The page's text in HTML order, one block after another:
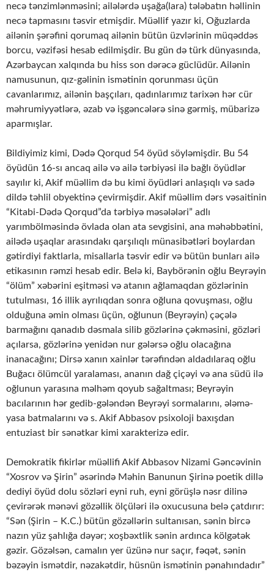
necə tənzimlənməsini; ailələrdə uşağa(lara) tələbatın həllinin
necə tapmasını təsvir etmişdir. Müəllif yazır ki, Oğuzlarda
ailənin şərəfini qorumaq ailənin bütün üzvlərinin müqəddəs
borcu, vəzifəsi hesab edilmişdir. Bu gün də türk dünyasında,
Azərbaycan xalqında bu hiss son dərəcə güclüdür. Ailənin
namusunun, qız-gəlinin ismətinin qorunması üçün
cavanlarımız, ailənin başçıları, qadınlarımız tarixən hər cür
məhrumiyyətlərə, əzab və işgəncələrə sinə gərmiş, mübarizə
aparmışlar.
Bildiyimiz kimi, Dədə Qorqud 54 öyüd söyləmişdir. Bu 54
öyüdün 16-sı ancaq ailə və ailə tərbiyəsi ilə bağlı öyüdlər
sayılır ki, Akif müəllim də bu kimi öyüdləri anlaşıqlı və sadə
dildə təhlil obyektinə çevirmişdir. Akif müəllim dərs vəsaitinin
“Kitabi-Dədə Qorqud”da tərbiyə məsələləri” adlı
yarımbölməsində övlada olan ata sevgisini, ana məhəbbətini,
ailədə uşaqlar arasındakı qarşılıqlı münasibətləri boylardan
gətirdiyi faktlarla, misallarla təsvir edir və bütün bunları ailə
etikasının rəmzi hesab edir. Belə ki, Baybörənin oğlu Beyrəyin
“ölüm” xəbərini eşitməsi və atanın ağlamaqdan gözlərinin
tutulması, 16 illik ayrılıqdan sonra oğluna qovuşması, oğlu
olduğuna əmin olması üçün, oğlunun (Beyrəyin) çəçələ
barmağını qanadıb dəsmala silib gözlərinə çəkməsini, gözləri
açılarsa, gözlərinə yenidən nur gələrsə oğlu olacağına
inanacağını; Dirsə xanın xainlər tərəfindən aldadılaraq oğlu
Buğacı ölümcül yaralaması, ananın dağ çiçəyi və ana südü ilə
oğlunun yarasına məlhəm qoyub sağaltması; Beyrəyin
bacılarının hər gedib-gələndən Beyrəyi sormalarını, ələmə-
yasa batmalarını və s. Akif Abbasov psixoloji baxışdan
entuziast bir sənətkar kimi xarakterizə edir.
Demokratik fikirlər müəllifi Akif Abbasov Nizami Gəncəvinin
“Xosrov və Şirin” əsərində Məhin Banunun Şirinə poetik dillə
dediyi öyüd dolu sözləri eyni ruh, eyni görüşlə nəsr dilinə
çevirərək mənəvi gözəllik ölçüləri ilə oxucusuna belə çatdırır:
“Sən (Şirin – K.C.) bütün gözəllərin sultanısan, sənin bircə
nazın yüz şahlığa dəyər; xoşbəxtlik sənin ardınca kölgətək
gəzir. Gözəlsən, camalın yer üzünə nur saçır, fəqət, sənin
bəzəyin ismətdir, nəzakətdir, hüsnün ismətinin pənahındadır”